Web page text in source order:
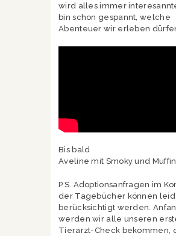
wird alles immer
bin schon gespannt, welche
Abenteuer wir erleben
Bis bald
Aveline mit Smoky und Muffin
P.S. Adoptionsanfragen im
der Tagebücher können
berücksichtigt werden.
werden wir alle unseren
Tierarzt-Check bekommen,